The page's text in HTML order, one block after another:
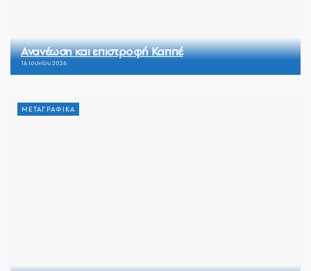
Ανανέωση και επιστροφή Καππέ
16 Ιουνίου 2026
ΜΕΤΑΓΡΑΦΙΚΑ